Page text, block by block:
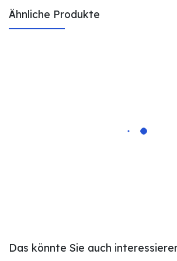
Ähnliche Produkte
Das könnte Sie auch